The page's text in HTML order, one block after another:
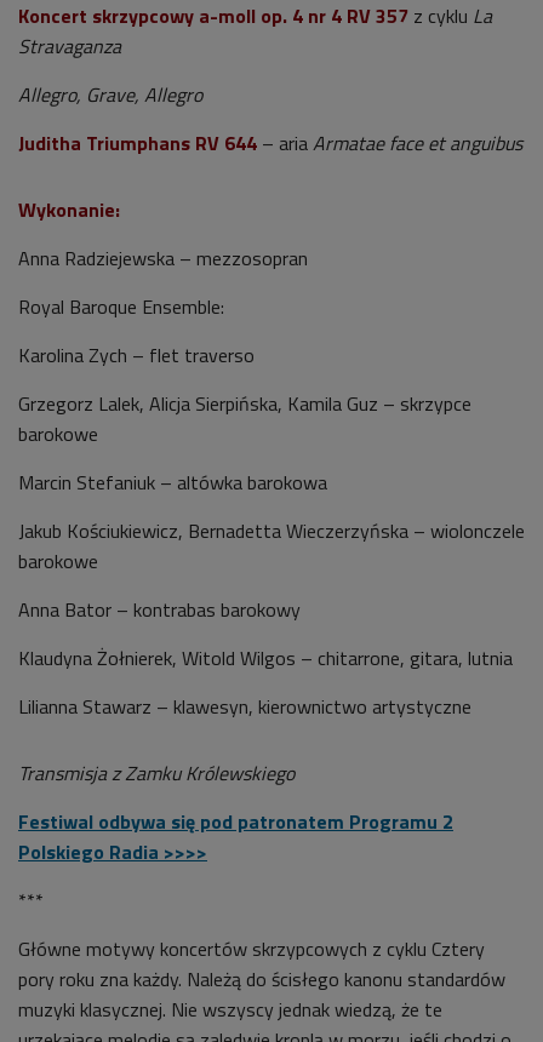
Koncert skrzypcowy a-moll op. 4 nr 4 RV 357 z cyklu La
Stravaganza
Allegro, Grave, Allegro
Juditha Triumphans RV 644 – ariaArmatae face et anguibus
Wykonanie:
Anna Radziejewska – mezzosopran
Royal Baroque Ensemble:
Karolina Zych – flet traverso
Grzegorz Lalek, Alicja Sierpińska, Kamila Guz – skrzypce
barokowe
Marcin Stefaniuk – altówka barokowa
Jakub Kościukiewicz, Bernadetta Wieczerzyńska – wiolonczele
barokowe
Anna Bator – kontrabas barokowy
Klaudyna Żołnierek, Witold Wilgos – chitarrone, gitara, lutnia
Lilianna Stawarz – klawesyn, kierownictwo artystyczne
Transmisja z Zamku Królewskiego
Festiwal odbywa się pod patronatem Programu 2
Polskiego Radia >>>>
***
Główne motywy koncertów skrzypcowych z cyklu Cztery
pory roku zna każdy. Należą do ścisłego kanonu standardów
muzyki klasycznej. Nie wszyscy jednak wiedzą, że te